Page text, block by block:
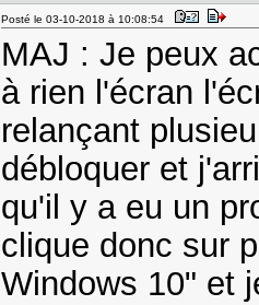
Posté le 03-10-2018 à 10:08:54
MAJ : Je peux
à rien l'écran
relançant
débloquer et
qu'il y a eu un
clique donc sur
Windows 10" et